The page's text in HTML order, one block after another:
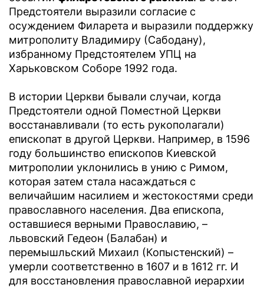
Предстоятели выразили согласие с
осуждением Филарета и выразили поддержку
митрополиту Владимиру (Сабодану),
избранному Предстоятелем УПЦ на
Харьковском Соборе 1992 года.
В истории Церкви бывали случаи, когда
Предстоятели одной Поместной Церкви
восстанавливали (то есть рукополагали)
епископат в другой Церкви. Например, в 1596
году большинство епископов Киевской
митрополии уклонились в унию с Римом,
которая затем стала насаждаться с
величайшим насилием и жестокостями среди
православного населения. Два епископа,
оставшиеся верными Православию, –
львовский Гедеон (Балабан) и
перемышльский Михаил (Копыстенский) –
умерли соответственно в 1607 и в 1612 гг. И
для восстановления православной иерархии